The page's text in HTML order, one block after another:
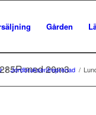
Gården
med 20m3
/ Jordbruksentreprenad /